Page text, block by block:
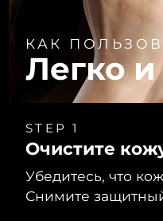
КАК
Легко
STEP 1
Очистите
Убедитесь, что
Снимите